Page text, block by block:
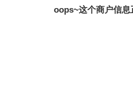
oops~这个商户信息